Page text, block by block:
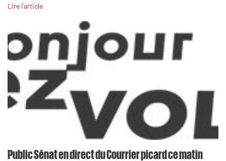
Lire l'article
Public Sénat en direct du Courrier picard ce matin